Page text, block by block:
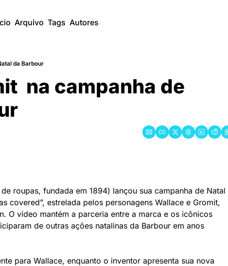
Arquivo Tags Autores
da Barbour
na campanha de
roupas, fundada em 1894) lançou sua campanha de Natal
covered”, estrelada pelos personagens Wallace e Gromit,
O vídeo mantém a parceria entre a marca e os icônicos
de outras ações natalinas da Barbour em anos
para Wallace, enquanto o inventor apresenta sua nova